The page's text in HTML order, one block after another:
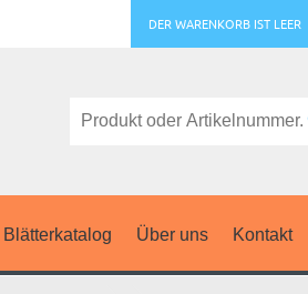
DER WARENKORB IST LEER
Blätterkatalog Über uns Kontakt